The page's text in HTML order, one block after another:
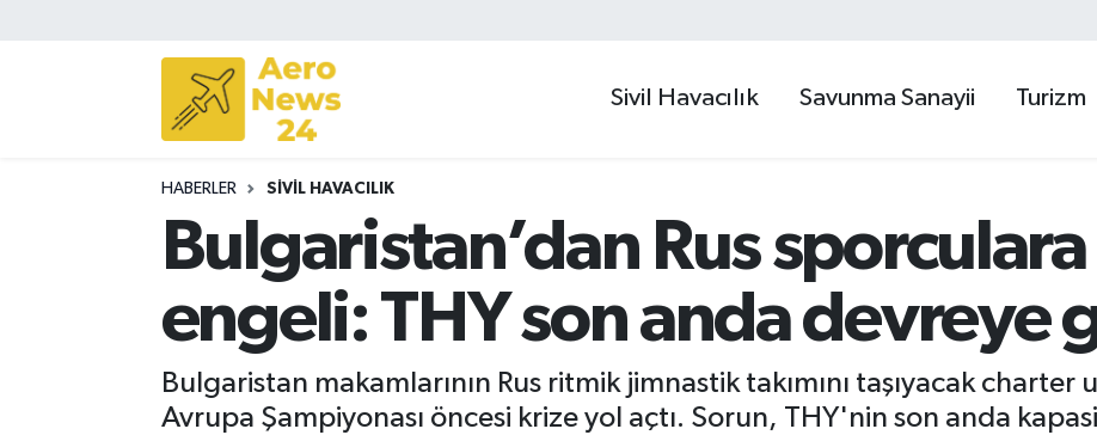
Sivil Havacılık Savunma Sanayii Turizm
HABERLER SIVIL HAVACILIK
Bulgaristan’dan Rus
engeli: THY son anda devreye
Bulgaristan makamlarının Rus ritmik jimnastik takımını taşıyacak charter
Avrupa Şampiyonası öncesi krize yol açtı. Sorun, THY'nin son anda
Sivil Havacılık